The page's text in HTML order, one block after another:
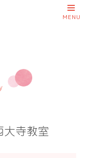
大寺教室